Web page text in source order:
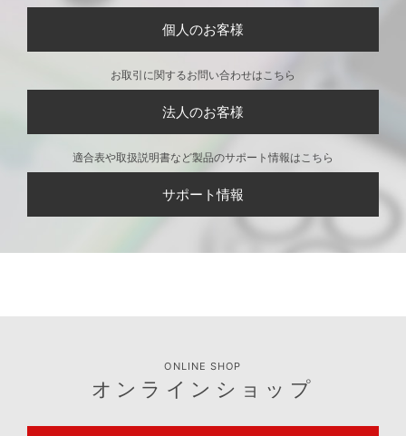
個人のお客様
お取引に関するお問い合わせはこちら
法人のお客様
適合表や取扱説明書など製品のサポート情報はこちら
サポート情報
ONLINE SHOP
オンラインショップ